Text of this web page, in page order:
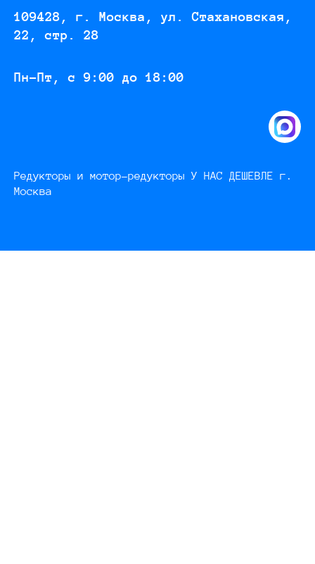
109428, г. Москва, ул. Стахановская,
22, стр. 28
Пн-Пт, с 9:00 до 18:00
Редукторы и мотор-редукторы У НАС ДЕШЕВЛЕ г.
Москва